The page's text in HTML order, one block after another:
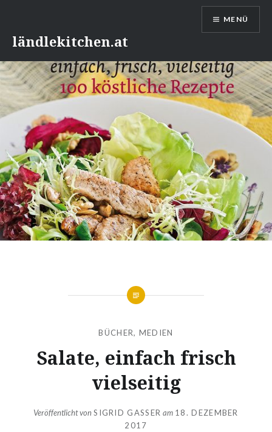
Inhaltländlekitchen.at
MENÜ
BÜCHER, MEDIEN
Salate, einfach frisch
vielseitig
Veröffentlicht vonSIGRID GASSER am 18. DEZEMBER
2017